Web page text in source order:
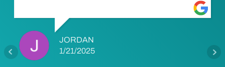
JORDAN
1/21/2025